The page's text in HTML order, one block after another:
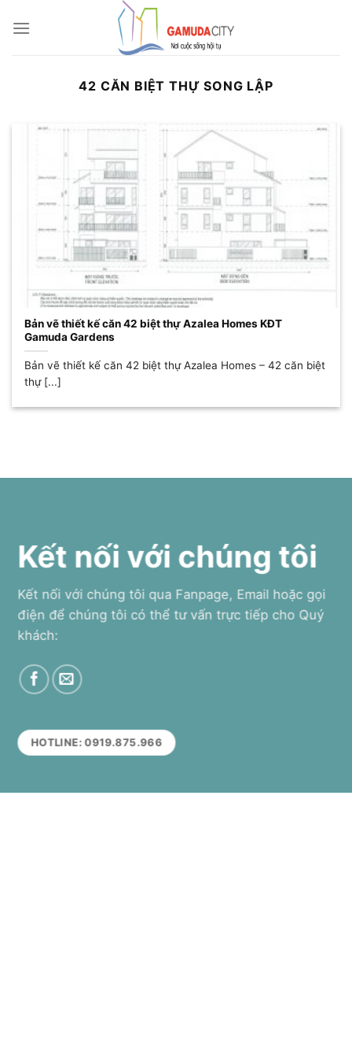
qua
42 CĂN BIỆT THỰ SONG LẬP
Bản vẽ thiết kế căn 42 biệt thự Azalea Homes KĐT
Gamuda Gardens
Bản vẽ thiết kế căn 42 biệt thự Azalea Homes – 42 căn biệt
thự [...]
Kết nối với chúng tôi
Kết nối với chúng tôi qua Fanpage, Email hoặc gọi
điện để chúng tôi có thể tư vấn trực tiếp cho Quý
khách:
HOTLINE: 0919.875.966